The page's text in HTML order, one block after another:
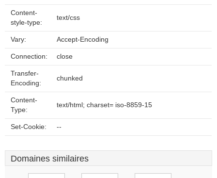
Content-
style-type:
text/css
Vary: Accept-Encoding
Connection: close
Transfer-
Encoding:
chunked
Content-
Type:
text/html; charset= iso-8859-15
Set-Cookie: --
Domaines similaires